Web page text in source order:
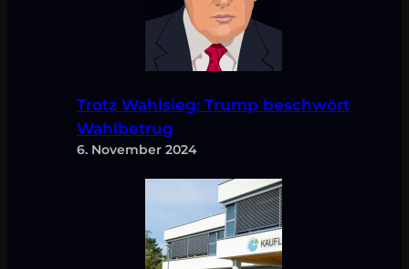
Trotz Wahlsieg: Trump beschwört
Wahlbetrug
6. November 2024